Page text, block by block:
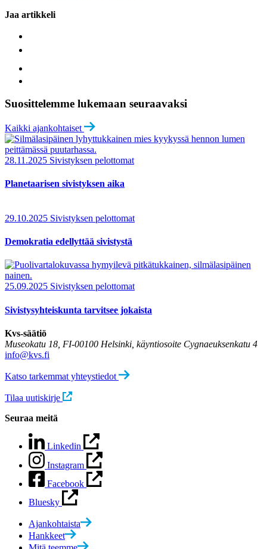
Jaa artikkeli
Suosittelemme lukemaan seuraavaksi
Kaikki ajankohtaiset
28.11.2025 Sivistyksen pelottomat
Planetaarisen sivistyksen aika
29.10.2025 Sivistyksen pelottomat
Demokratia edellyttää sivistystä
25.09.2025 Sivistyksen pelottomat
Sivistysyhteiskunta tarvitsee jokaista
Kvs-säätiö
Museokatu 18, FI-00100 Helsinki, käyntiosoite Cygnaeuksenkatu 4
info@kvs.fi
Katso tarkemmat yhteystiedot
Tilaa uutiskirje
Seuraa meitä
Linkedin
Instagram
Facebook
Bluesky
Ajankohtaista
Hankkeet